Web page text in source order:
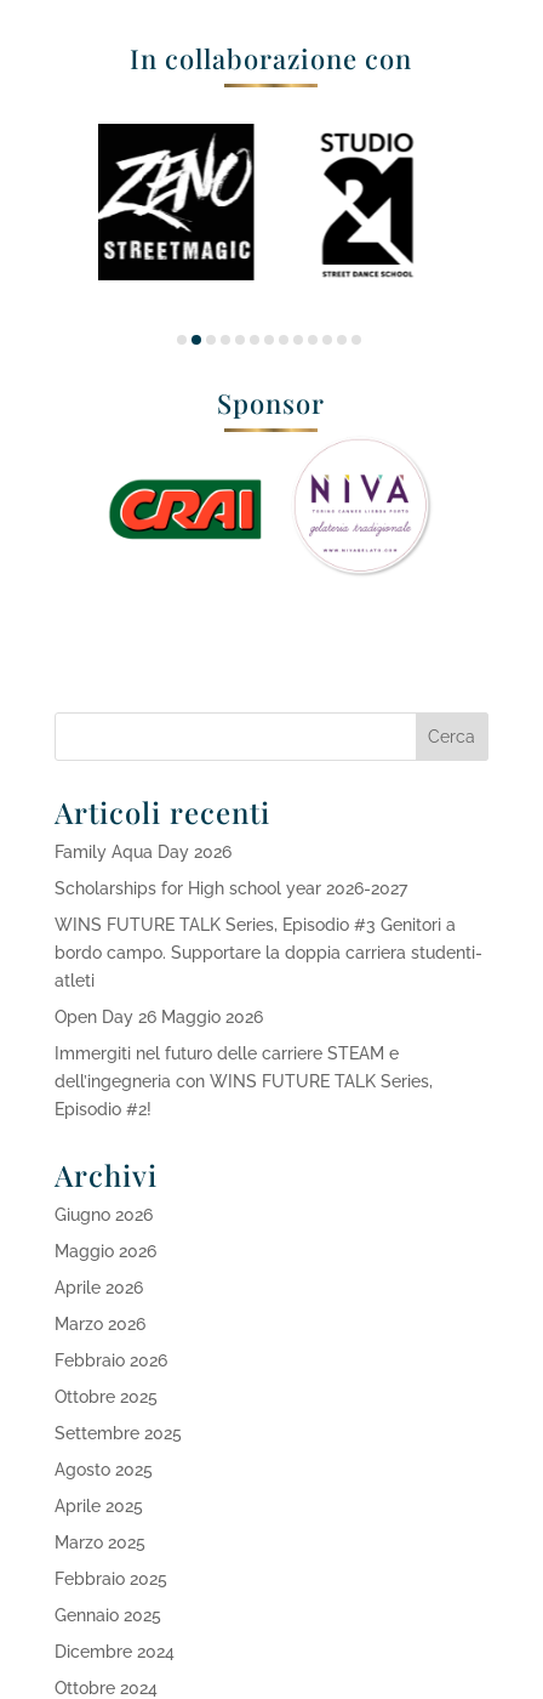
In collaborazione con
Sponsor
Articoli recenti
Family Aqua Day 2026
Scholarships for High school year 2026-2027
WINS FUTURE TALK Series, Episodio #3 Genitori a
bordo campo. Supportare la doppia carriera studenti-
atleti
Open Day 26 Maggio 2026
Immergiti nel futuro delle carriere STEAM e
dell’ingegneria con WINS FUTURE TALK Series,
Episodio #2!
Archivi
Giugno 2026
Maggio 2026
Aprile 2026
Marzo 2026
Febbraio 2026
Ottobre 2025
Settembre 2025
Agosto 2025
Aprile 2025
Marzo 2025
Febbraio 2025
Gennaio 2025
Dicembre 2024
Ottobre 2024